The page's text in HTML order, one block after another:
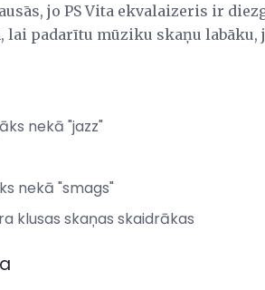
jo PS Vita ekvalaizeris ir
padarītu mūziku skaņu labāku,
nekā "jazz"
nekā "smags"
klusas skaņas skaidrākas